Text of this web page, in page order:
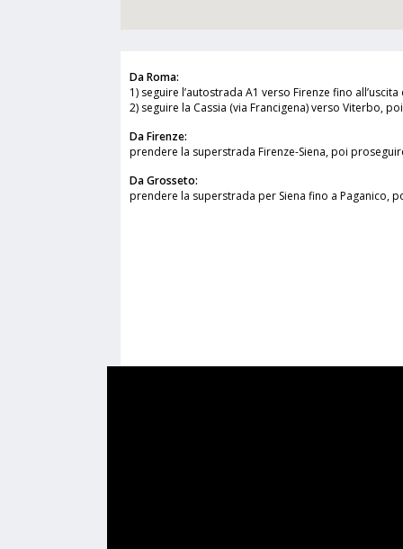
Da Roma:
1) seguire l’autostrada A1 verso Firenze fino
2) seguire la Cassia (via Francigena) verso Viterbo,
Da Firenze:
prendere la superstrada Firenze-Siena, poi
Da Grosseto:
prendere la superstrada per Siena fino a Paganico,